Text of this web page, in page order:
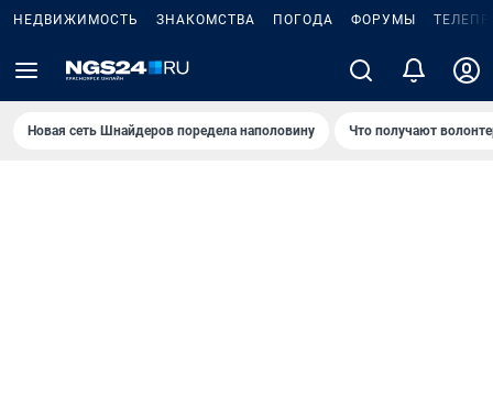
НЕДВИЖИМОСТЬ ЗНАКОМСТВА ПОГОДА ФОРУМЫ
Новая сеть Шнайдеров поредела наполовину Что получают